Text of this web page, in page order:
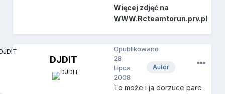
Więcej zdjęć na
WWW.Rcteamtorun.prv.pl
DJDIT
Autor
Opublikowano
28
Lipca
2008
To może i ja dorzuce pare